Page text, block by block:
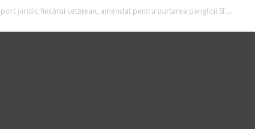
juridic fiecărui cetățean, amendat pentru purtarea panglicii Sf....